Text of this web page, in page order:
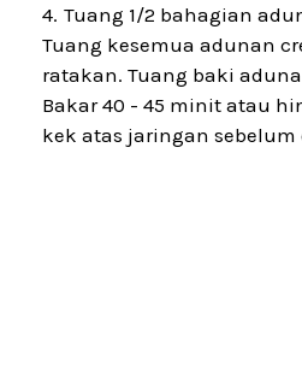
Tuang 1/2 bahagian
Tuang kesemua adunan
ratakan. Tuang baki
Bakar 40 - 45 minit atau
kek atas jaringan sebelum